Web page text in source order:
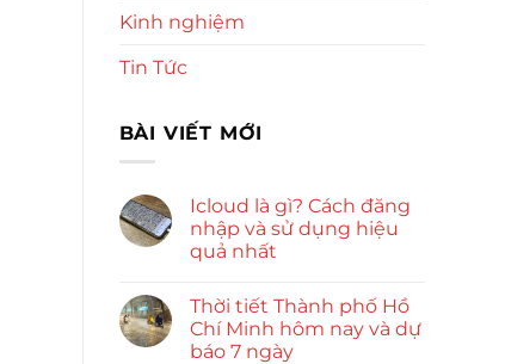
Kinh nghiệm
Tin Tức
BÀI VIẾT MỚI
Icloud là gì? Cách đăng
nhập và sử dụng hiệu
quả nhất
Thời tiết Thành phố Hồ
Chí Minh hôm nay và dự
báo 7 ngày